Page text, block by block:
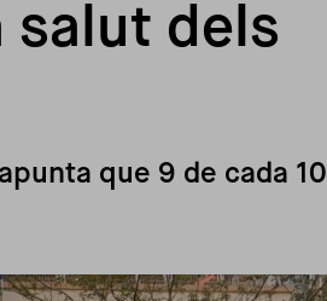
salut dels
que 9 de cada 10